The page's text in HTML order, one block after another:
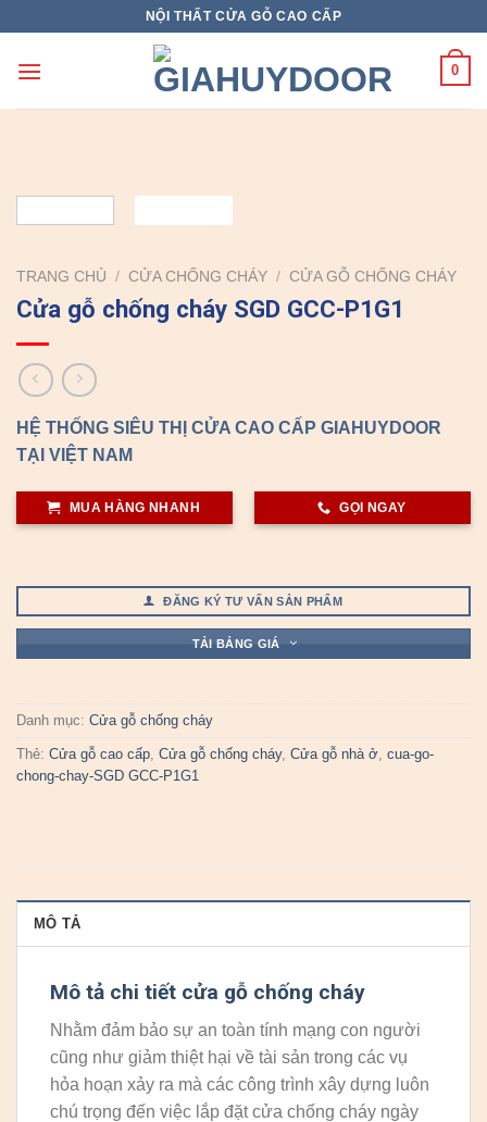
content
NỘI THẤT CỬA GỖ CAO CẤP
0
TRANG CHỦ / CỬA CHỐNG CHÁY / CỬA GỖ CHỐNG CHÁY
Cửa gỗ chống cháy SGD GCC-P1G1
HỆ THỐNG SIÊU THỊ CỬA CAO CẤP GIAHUYDOOR
TẠI VIỆT NAM
MUA HÀNG NHANH GỌI NGAY
ĐĂNG KÝ TƯ VẤN SẢN PHẨM
TẢI BẢNG GIÁ
Danh mục: Cửa gỗ chống cháy
Thẻ: Cửa gỗ cao cấp, Cửa gỗ chống cháy, Cửa gỗ nhà ở, cua-go-
chong-chay-SGD GCC-P1G1
MÔ TẢ
Mô tả chi tiết cửa gỗ chống cháy
Nhằm đảm bảo sự an toàn tính mạng con người
cũng như giảm thiệt hại về tài sản trong các vụ
hỏa hoạn xảy ra mà các công trình xây dựng luôn
chú trọng đến việc lắp đặt cửa chống cháy ngày